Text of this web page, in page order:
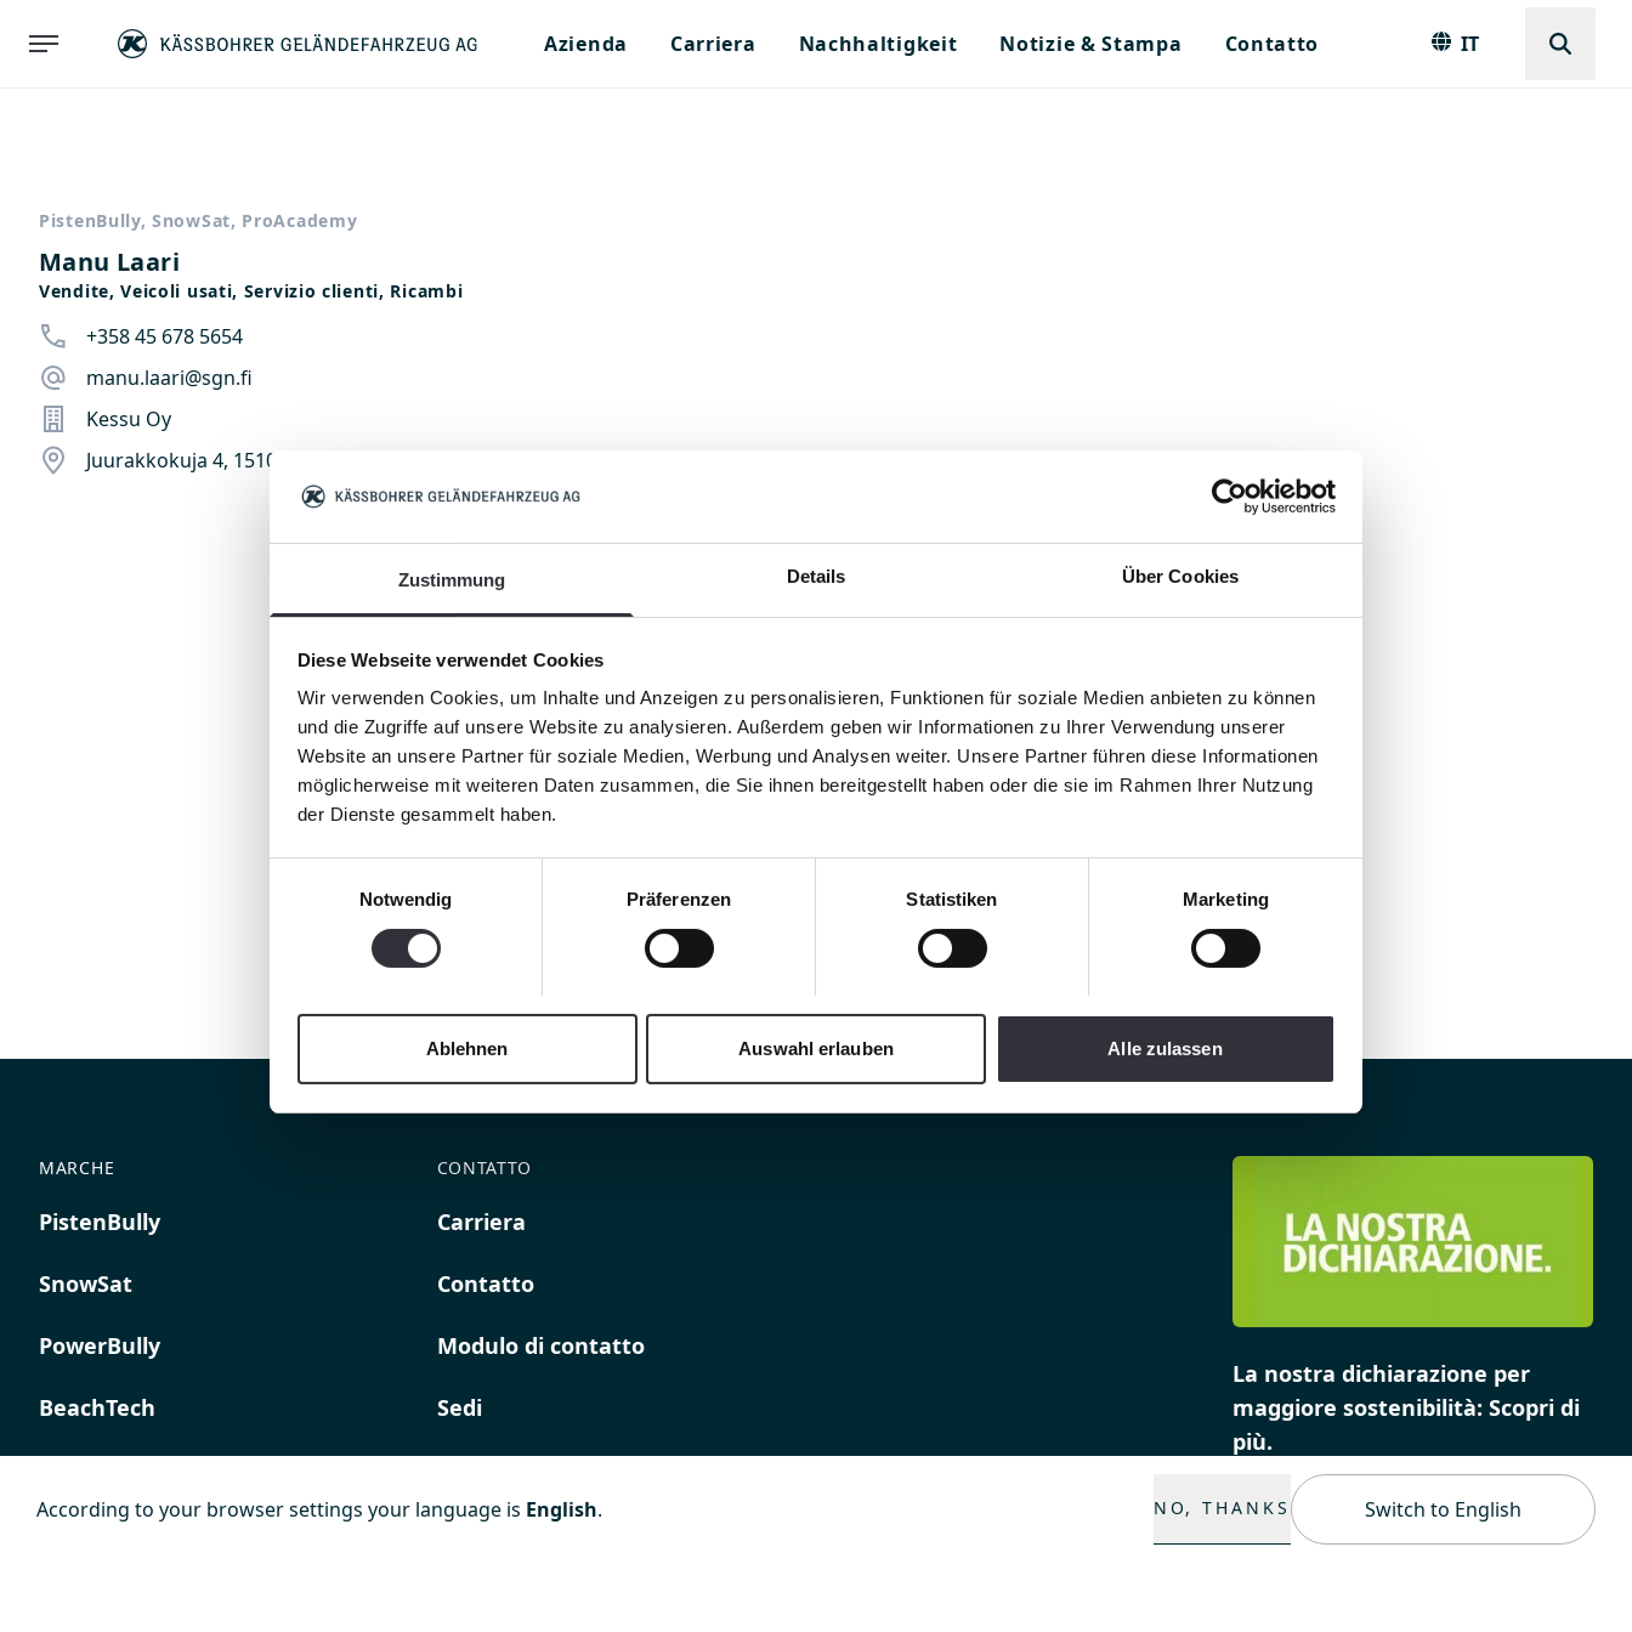
Zustimmung Details Über Cookies
Diese Webseite verwendet Cookies
Wir verwenden Cookies, um Inhalte und Anzeigen zu personalisieren, Funktionen für soziale Medien anbieten zu können
und die Zugriffe auf unsere Website zu analysieren. Außerdem geben wir Informationen zu Ihrer Verwendung unserer
Website an unsere Partner für soziale Medien, Werbung und Analysen weiter. Unsere Partner führen diese Informationen
möglicherweise mit weiteren Daten zusammen, die Sie ihnen bereitgestellt haben oder die sie im Rahmen Ihrer Nutzung
der Dienste gesammelt haben.
Notwendig
Präferenzen Statistiken Marketing
Ablehnen Auswahl erlauben Alle zulassen
Azienda Carriera Nachhaltigkeit Notizie & Stampa Contatto IT
PistenBully, SnowSat, ProAcademy
Manu Laari
Vendite, Veicoli usati, Servizio clienti, Ricambi
+358 45 678 5654
manu.laari@sgn.fi
Kessu Oy
Juurakkokuja 4, 1510 Vantaa, Finlandia
MARCHE
PistenBully
SnowSat
PowerBully
BeachTech
K COMPOSITES
CONTATTO
Carriera
Contatto
Modulo di contatto
Sedi
La nostra dichiarazione per
maggiore sostenibilità: Scopri di
più.
According to your browser settings your language is English. NO, THANKS Switch to English